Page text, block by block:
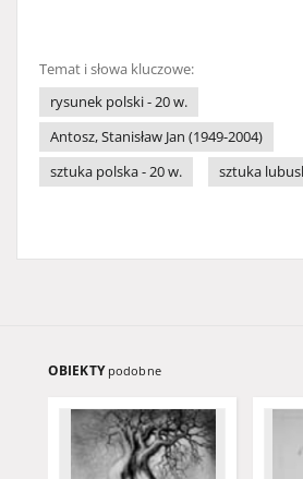
Temat i słowa kluczowe:
rysunek polski - 20 w.
Antosz, Stanisław Jan (1949-2004)
sztuka polska - 20 w.
sztuka
OBIEKTY podobne